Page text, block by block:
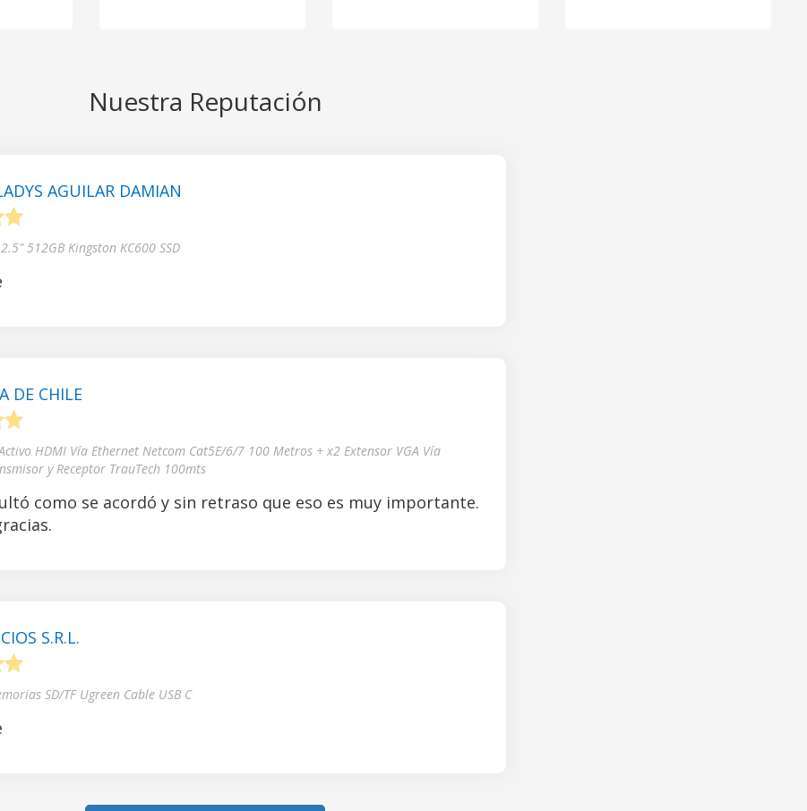
Nuestra Reputación
AGUILAR DAMIAN
512GB Kingston KC600 SSD
DE CHILE
HDMI Vía Ethernet Netcom Cat5E/6/7 100 Metros + x2 Extensor VGA Vía
y Receptor TrauTech 100mts
como se acordó y sin retraso que eso es muy importante.
S.R.L.
SD/TF Ugreen Cable USB C